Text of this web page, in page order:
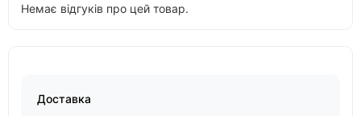
Немає відгуків про цей товар.
Доставка